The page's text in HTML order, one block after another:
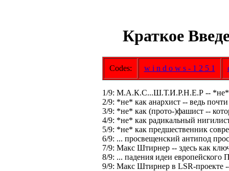
Краткое
Codes: w i n d o w s - 1 2 5 1
1/9: М.А.К.С...Ш.Т.И.Р.Н.Е.Р -- *не*
2/9: *не* как анархист -- ведь
3/9: *не* как (прото-)фашист --
4/9: *не* как радикальный
5/9: *не* как предшественник
6/9: ... просвещенский антипод
7/9: Макс Штирнер -- здесь как
8/9: ... падения идеи европейского
9/9: Макс Штирнер в LSR-проекте